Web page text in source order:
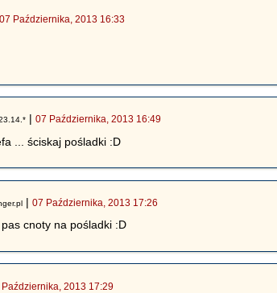
07 Października, 2013 16:33
|07 Października, 2013 16:49
... ściskaj pośladki :D
|07 Października, 2013 17:26
cnoty na pośladki :D
Października, 2013 17:29